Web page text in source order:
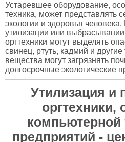
Устаревшее оборудование,
техника, может представлять
экологии и здоровья
утилизации или
оргтехники могут выделять
свинец, ртуть, кадмий и
вещества могут загрязнять
долгосрочные экологические
Утилизация и
оргтехники,
компьютерной
предприятий -